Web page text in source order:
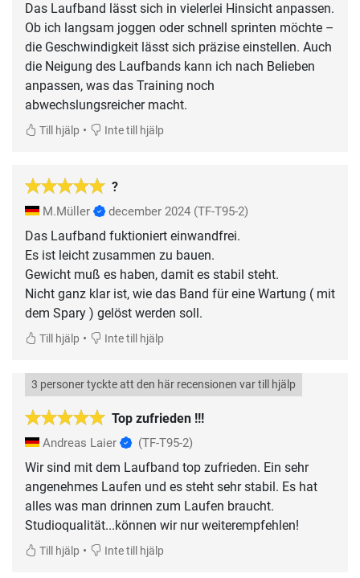
Das Laufband lässt sich in vielerlei Hinsicht anpassen.
Ob ich langsam joggen oder schnell sprinten möchte –
die Geschwindigkeit lässt sich präzise einstellen. Auch
die Neigung des Laufbands kann ich nach Belieben
anpassen, was das Training noch
abwechslungsreicher macht.
Till hjälp • Inte till hjälp
?
M.Müller december 2024 (TF-T95-2)
Das Laufband fuktioniert einwandfrei.
Es ist leicht zusammen zu bauen.
Gewicht muß es haben, damit es stabil steht.
Nicht ganz klar ist, wie das Band für eine Wartung ( mit
dem Spary ) gelöst werden soll.
Till hjälp • Inte till hjälp
Top zufrieden !!!
3 personer tyckte att den här recensionen var till hjälp
Andreas Laier (TF-T95-2)
Wir sind mit dem Laufband top zufrieden. Ein sehr
angenehmes Laufen und es steht sehr stabil. Es hat
alles was man drinnen zum Laufen braucht.
Studioqualität...können wir nur weiterempfehlen!
Till hjälp • Inte till hjälp